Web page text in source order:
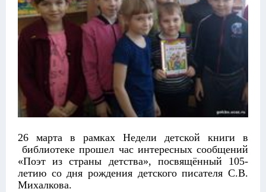
26 марта в рамках Недели детской книги в
библиотеке прошел час интересных сообщений
«Поэт из страны детства», посвящённый 105-
летию со дня рождения детского писателя С.В.
Михалкова.